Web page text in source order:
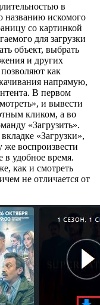
в
названию искомого
со картинкой
для загрузки
объект, выбрать
и других
как
напрямую,
В первом
и вывести
кликом, а во
«Загрузить».
«Загрузки»,
же воспроизвести
в удобное время.
как и смотреть
не отличается от